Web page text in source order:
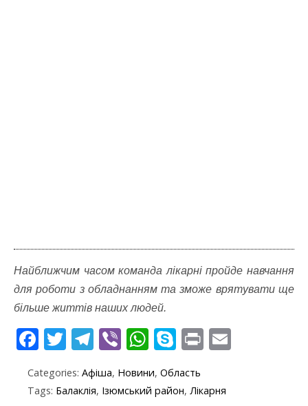
Найближчим часом команда лікарні пройде навчання
для роботи з обладнанням та зможе врятувати ще
більше життів наших людей.
F
e
T
itt
T
e
Vi
er
W
at
S
y
Pr
t
Categories: Афіша, Новини, Область
Tags: Балаклія, Ізюмський район, Лікарня